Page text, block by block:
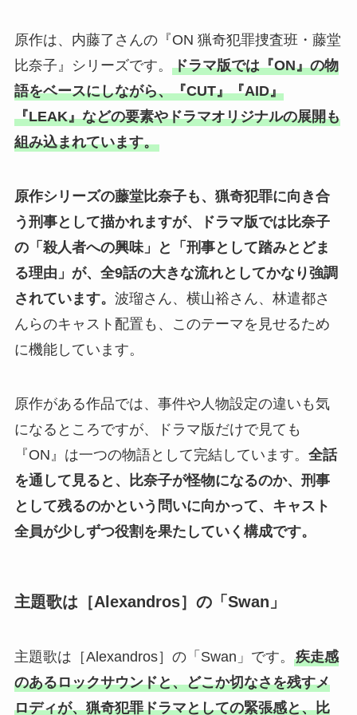
原作は、内藤了さんの『ON 猟奇犯罪捜査班・藤堂
比奈子』シリーズです。 ドラマ版では『ON』の物
語をベースにしながら、『CUT』『AID』
『LEAK』などの要素やドラマオリジナルの展開も
組み込まれています。
原作シリーズの藤堂比奈子も、猟奇犯罪に向き合
う刑事として描かれますが、ドラマ版では比奈子
の「殺人者への興味」と「刑事として踏みとどま
る理由」が、全9話の大きな流れとしてかなり強調
されています。 波瑠さん、横山裕さん、林遣都さ
んらのキャスト配置も、このテーマを見せるため
に機能しています。
原作がある作品では、事件や人物設定の違いも気
になるところですが、ドラマ版だけで見ても
『ON』は一つの物語として完結しています。 全話
を通して見ると、比奈子が怪物になるのか、刑事
として残るのかという問いに向かって、キャスト
全員が少しずつ役割を果たしていく構成です。
主題歌は［Alexandros］の「Swan」
主題歌は［Alexandros］の「Swan」です。 疾走感
のあるロックサウンドと、どこか切なさを残すメ
ロディが、猟奇犯罪ドラマとしての緊張感と、比